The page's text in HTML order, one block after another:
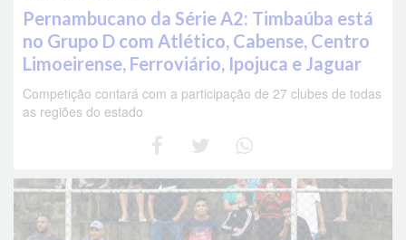
Pernambucano da Série A2: Timbaúba está
no Grupo D com Atlético, Cabense, Centro
Limoeirense, Ferroviário, Ipojuca e Jaguar
Competição contará com a participação de 27 clubes de todas
as regiões do estado